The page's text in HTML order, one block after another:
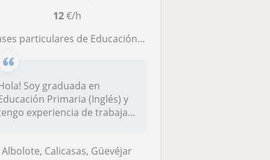
12€/h
particulares de Educación Primaria
Soy graduada en
Primaria (Inglés) y
experiencia de trabajar
Albolote, Calicasas, Güevéjar